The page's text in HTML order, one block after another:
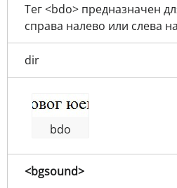
Тег <bdo> предназначен
справа налево или слева
dir
bdo
<bgsound>